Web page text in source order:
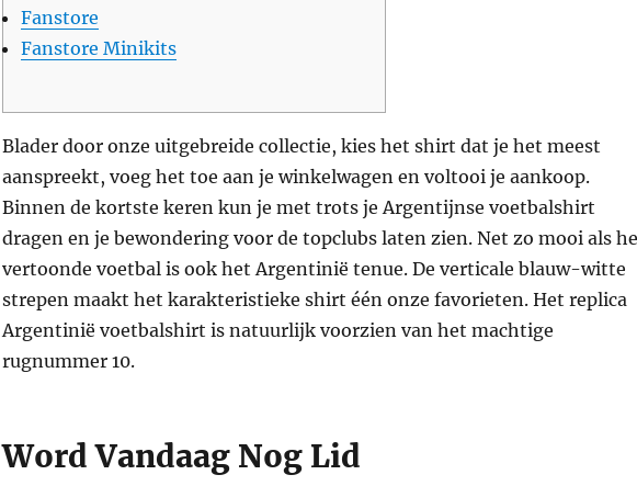
Fanstore
Fanstore Minikits
Blader door onze uitgebreide collectie, kies het shirt dat je het meest
aanspreekt, voeg het toe aan je winkelwagen en voltooi je aankoop.
Binnen de kortste keren kun je met trots je Argentijnse voetbalshirt
dragen en je bewondering voor de topclubs laten zien. Net zo mooi als
vertoonde voetbal is ook het Argentinië tenue. De verticale blauw-witte
strepen maakt het karakteristieke shirt één onze favorieten. Het replica
Argentinië voetbalshirt is natuurlijk voorzien van het machtige
rugnummer 10.
Word Vandaag Nog Lid